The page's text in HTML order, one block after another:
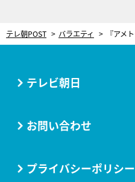
テレ朝POST バラエティ
テレビ朝日
お問い合わせ
プライバシーポリシー